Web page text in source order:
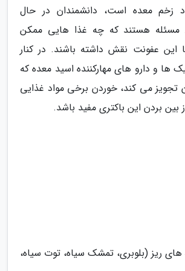
زخم معده است، دانشمندان در حال
مسئله هستند که چه غذا هایی ممکن
این عفونت نقش داشته باشند. در کنار
ها و دارو های مهارکننده اسید معده که
تجویز می کند، خوردن برخی مواد غذایی
بین بردن این باکتری مفید باشد.
های ریز (بلوبری، تمشک سیاه، توت سیاه،